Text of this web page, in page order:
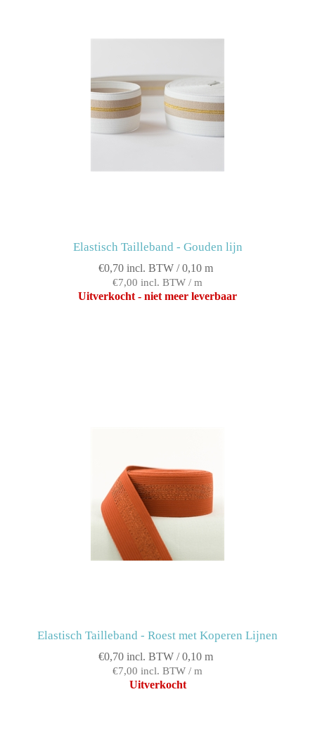
Elastisch Tailleband - Gouden lijn
€0,70 incl. BTW / 0,10 m
€7,00 incl. BTW / m
Uitverkocht - niet meer leverbaar
Elastisch Tailleband - Roest met Koperen Lijnen
€0,70 incl. BTW / 0,10 m
€7,00 incl. BTW / m
Uitverkocht